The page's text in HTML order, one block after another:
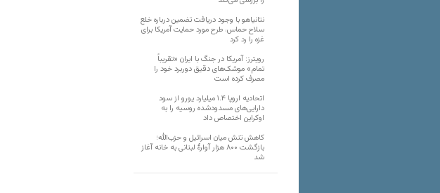
نتانیاهو با وجود دریافت تضمین درباره خلع
سلاح حماس، طرح مورد حمایت آمریکا برای
غزه را رد کرد
رویترز: آمریکا در جنگ با ایران «تقریباً
تمام» موشک‌های دقیق دوربرد خود را
مصرف کرده است
اتحادیه اروپا ۱.۴ میلیارد یورو از سود
دارایی‌های مسدودشده روسیه را به
اوکراین ‏اختصاص داد
کاهش تنش میان اسرائیل و حزب‌الله؛
بازگشت ۸۰۰ هزار آوارۀ لبنانی به خانه‌ آغاز
شد